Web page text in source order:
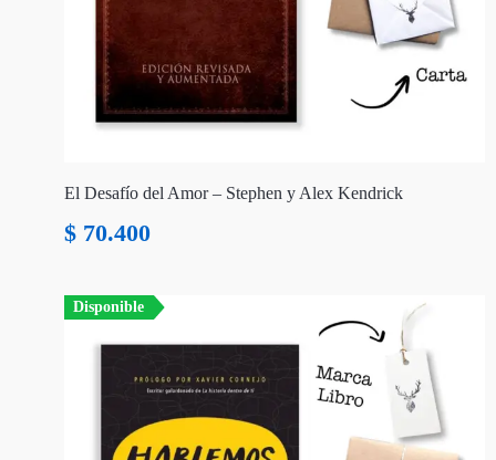
El Desafío del Amor – Stephen y Alex Kendrick
$ 70.400
Disponible